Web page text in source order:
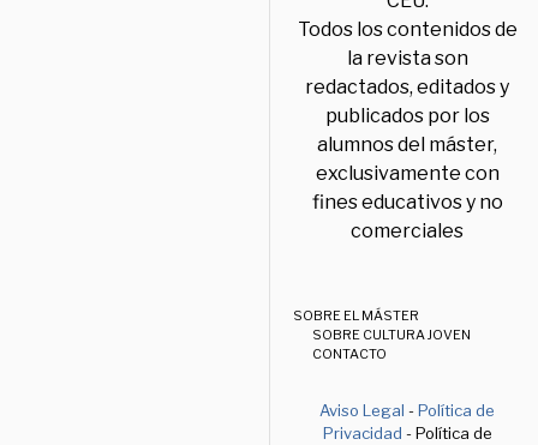
Todos los contenidos de
la revista son
redactados, editados y
publicados por los
alumnos del máster,
exclusivamente con
fines educativos y no
comerciales
SOBRE EL MÁSTER
SOBRE CULTURA JOVEN
CONTACTO
Aviso Legal -Política de
Privacidad - Política de